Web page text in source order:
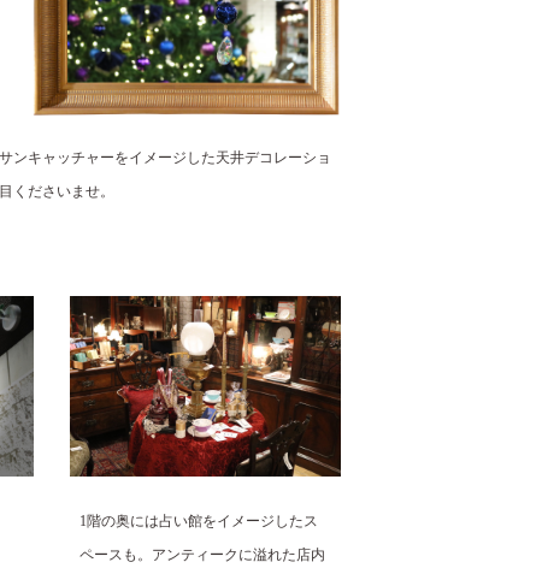
ンキャッチャーをイメージした天井デコレーショ
くださいませ。
1階の奥には占い館をイメージしたス
ペースも。アンティークに溢れた店内